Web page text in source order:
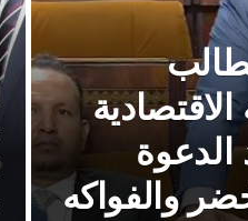
والفواكه